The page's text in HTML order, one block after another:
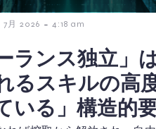
7月 2026 - 4:18 am
ランス独立」
スキルの高
いる」構造的